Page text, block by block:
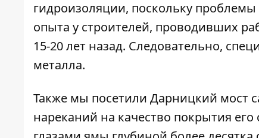
гидроизоляции, поскольку проблемы
опыта у строителей, проводивших
15-20 лет назад. Следовательно,
металла.
Также мы посетили Дарницкий мост
нареканий на качество покрытия